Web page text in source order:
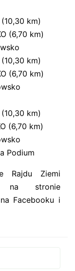
km)
(6,70 km)
km)
(6,70 km)
km)
(6,70 km)
Podium
Rajdu Ziemi
na stronie
Facebooku i